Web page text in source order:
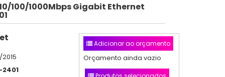
100/1000Mbps Gigabit Ethernet
2401
Adicionar ao orçamento
Orçamento ainda vazio